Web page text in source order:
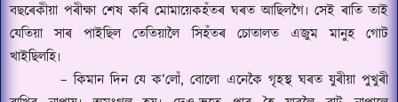
বছৰেকীয়া পৰীক্ষা শেষ কৰি মোমায়েকহঁতৰ ঘৰত আছিলগৈ৷ সেই ৰাতি তাই
যেতিয়া সাৰ পাইছিল তেতিয়ালৈ সিহঁতৰ চোতালত এজুম মানুহ গোট
খাইছিলহি৷
–কিমান দিন যে ক’লোঁ,বোলো এনেকৈ গৃহস্থ ঘৰত যুৰীয়া পুখুৰী